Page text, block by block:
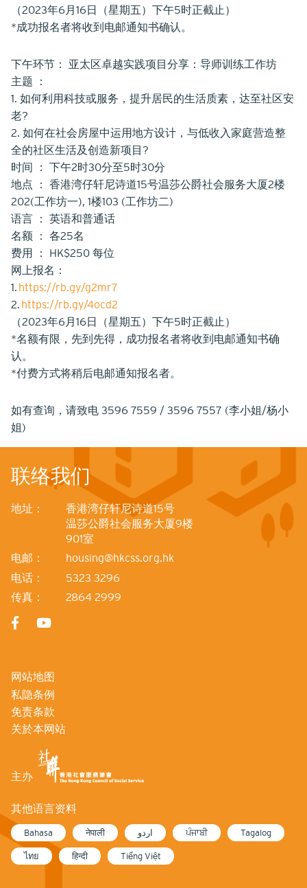
（2023年6月16日（星期五）下午5时正截止）
*成功报名者将收到电邮通知书确认。
下午环节： 亚太区卓越实践项目分享：导师训练工作坊
主题 ：
1. 如何利用科技或服务，提升居民的生活质素，达至社区安
老?
2. 如何在社会房屋中运用地方设计，与低收入家庭营造整
全的社区生活及创造新项目?
时间 ： 下午2时30分至5时30分
地点 ： 香港湾仔轩尼诗道15号温莎公爵社会服务大厦2楼
202(工作坊一), 1楼103 (工作坊二)
语言 ： 英语和普通话
名额 ： 各25名
费用 ： HK$250 每位
网上报名：
1. https://rb.gy/g2mr7
2. https://rb.gy/4ocd2
（2023年6月16日（星期五）下午5时正截止）
*名额有限，先到先得，成功报名者将收到电邮通知书确
认。
*付费方式将稍后电邮通知报名者。
如有查询，请致电 3596 7559 / 3596 7557 (李小姐/杨小
姐)
联络我们
地址：
香港湾仔轩尼诗道15号
温莎公爵社会服务大厦9楼
901室
电邮：
housing@hkcss.org.hk
电话：
5323 3296
传真：
2864 2999
网站地图
私隐条例
免责条款
关於本网站
主办
其他语言资料
Bahasa नेपाली اردو ਪੰਜਾਬੀ Tagalog
ไทย हिन्दी Tiếng Việt